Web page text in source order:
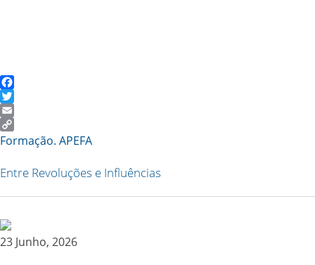
Facebook
Twitter
Email
Copy
Formação. APEFA
Entre Revoluções e Influências
23 Junho, 2026